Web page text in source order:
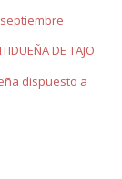
DE TAJO
dispuesto a